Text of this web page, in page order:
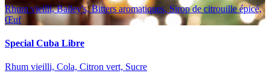
Rhum vieilli, Bailey's, Bitters aromatiques, Sirop de citrouille épicé,
Œuf
Special Cuba Libre
Rhum vieilli, Cola, Citron vert, Sucre